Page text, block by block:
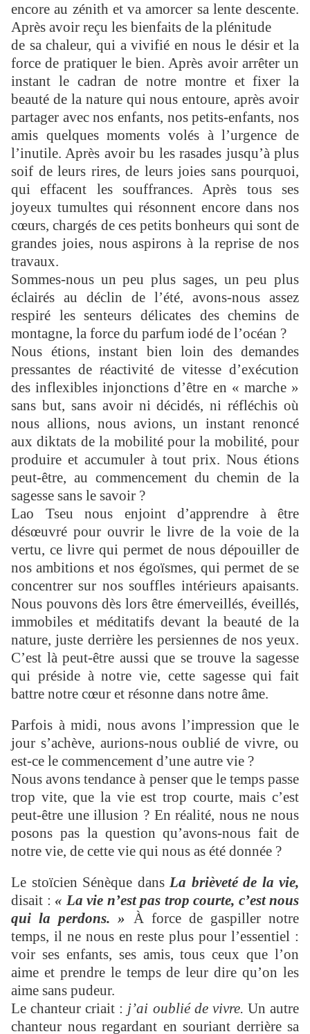
encore au zénith et va amorcer sa lente descente.
Après avoir reçu les bienfaits de la plénitude
de sa chaleur, qui a vivifié en nous le désir et la
force de pratiquer le bien. Après avoir arrêter un
instant le cadran de notre montre et fixer la
beauté de la nature qui nous entoure, après avoir
partager avec nos enfants, nos petits-enfants, nos
amis quelques moments volés à l’urgence de
l’inutile. Après avoir bu les rasades jusqu’à plus
soif de leurs rires, de leurs joies sans pourquoi,
qui effacent les souffrances. Après tous ses
joyeux tumultes qui résonnent encore dans nos
cœurs, chargés de ces petits bonheurs qui sont de
grandes joies, nous aspirons à la reprise de nos
travaux.
Sommes-nous un peu plus sages, un peu plus
éclairés au déclin de l’été, avons-nous assez
respiré les senteurs délicates des chemins de
montagne, la force du parfum iodé de l’océan ?
Nous étions, instant bien loin des demandes
pressantes de réactivité de vitesse d’exécution
des inflexibles injonctions d’être en « marche »
sans but, sans avoir ni décidés, ni réfléchis où
nous allions, nous avions, un instant renoncé
aux diktats de la mobilité pour la mobilité, pour
produire et accumuler à tout prix. Nous étions
peut-être, au commencement du chemin de la
sagesse sans le savoir ?
Lao Tseu nous enjoint d’apprendre à être
désœuvré pour ouvrir le livre de la voie de la
vertu, ce livre qui permet de nous dépouiller de
nos ambitions et nos égoïsmes, qui permet de se
concentrer sur nos souffles intérieurs apaisants.
Nous pouvons dès lors être émerveillés, éveillés,
immobiles et méditatifs devant la beauté de la
nature, juste derrière les persiennes de nos yeux.
C’est là peut-être aussi que se trouve la sagesse
qui préside à notre vie, cette sagesse qui fait
battre notre cœur et résonne dans notre âme.
Parfois à midi, nous avons l’impression que le
jour s’achève, aurions-nous oublié de vivre, ou
est-ce le commencement d’une autre vie ?
Nous avons tendance à penser que le temps passe
trop vite, que la vie est trop courte, mais c’est
peut-être une illusion ? En réalité, nous ne nous
posons pas la question qu’avons-nous fait de
notre vie, de cette vie qui nous as été donnée ?
Le stoïcien Sénèque dans La brièveté de la vie,
disait : « La vie n’est pas trop courte, c’est nous
qui la perdons. » À force de gaspiller notre
temps, il ne nous en reste plus pour l’essentiel :
voir ses enfants, ses amis, tous ceux que l’on
aime et prendre le temps de leur dire qu’on les
aime sans pudeur.
Le chanteur criait : j’ai oublié de vivre. Un autre
chanteur nous regardant en souriant derrière sa